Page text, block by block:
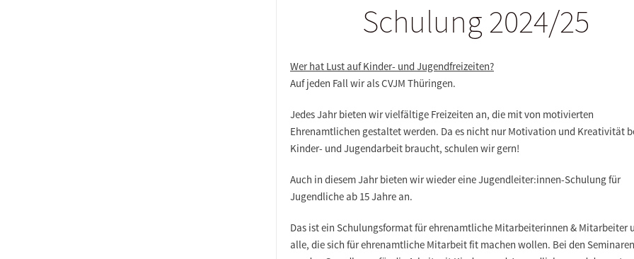
Schulung 2024/25
Wer hat Lust auf Kinder- und Jugendfreizeiten?
Auf jeden Fall wir als CVJM Thüringen.
Jedes Jahr bieten wir vielfältige Freizeiten an, die mit von motivierten
Ehrenamtlichen gestaltet werden. Da es nicht nur Motivation und Kreativität
Kinder- und Jugendarbeit braucht, schulen wir gern!
Auch in diesem Jahr bieten wir wieder eine Jugendleiter:innen-Schulung für
Jugendliche ab 15 Jahre an.
Das ist ein Schulungsformat für ehrenamtliche Mitarbeiterinnen & Mitarbeiter
alle, die sich für ehrenamtliche Mitarbeit fit machen wollen. Bei den Seminaren